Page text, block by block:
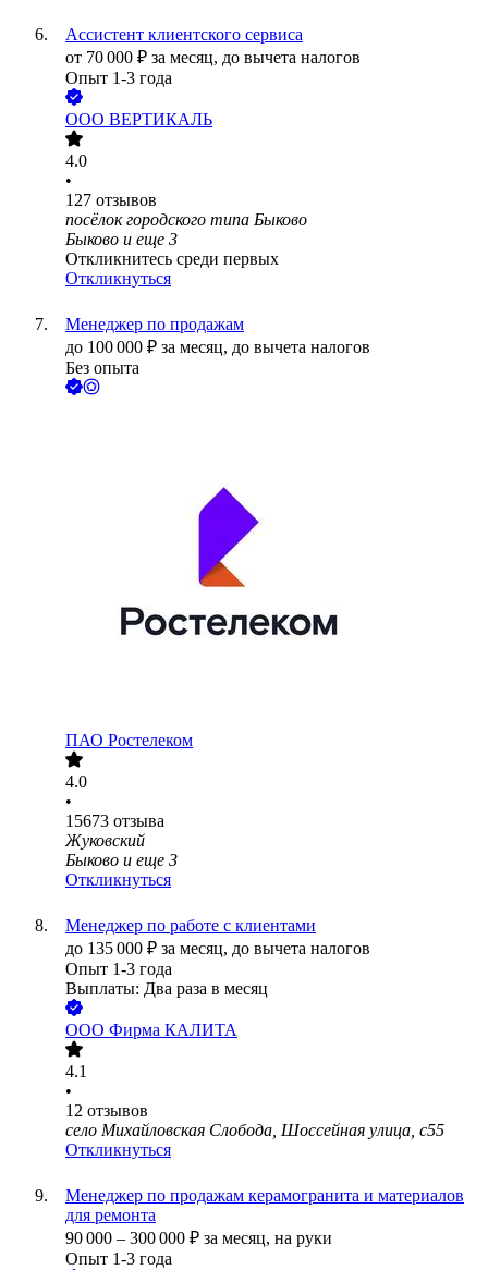
Ассистент клиентского сервиса
от 70 000 ₽ за месяц, до вычета налогов
Опыт 1-3 года
ООО ВЕРТИКАЛЬ
4.0
•
127 отзывов
посёлок городского типа Быково
Быково и еще 3
Откликнитесь среди первых
Откликнуться
Менеджер по продажам
до 100 000 ₽ за месяц, до вычета налогов
Без опыта
ПАО Ростелеком
4.0
•
15673 отзыва
Жуковский
Быково и еще 3
Откликнуться
Менеджер по работе с клиентами
до 135 000 ₽ за месяц, до вычета налогов
Опыт 1-3 года
Выплаты: Два раза в месяц
ООО Фирма КАЛИТА
4.1
•
12 отзывов
село Михайловская Слобода, Шоссейная улица, с55
Откликнуться
Менеджер по продажам керамогранита и материалов
для ремонта
90 000 – 300 000 ₽ за месяц, на руки
Опыт 1-3 года